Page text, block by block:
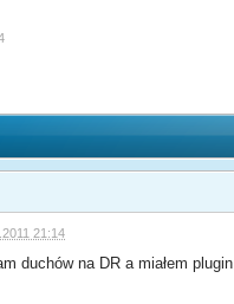
21:14
duchów na DR a miałem